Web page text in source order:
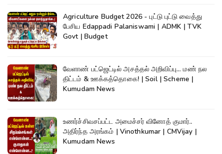
Agriculture Budget 2026 - புட்டு புட்டு வைத்து
பேசிய Edappadi Palaniswami | ADMK | TVK
Govt | Budget
வேளாண் பட்ஜெட்டில் அசத்தல் அறிவிப்பு... மண் நல
திட்டம் & ஊக்கத்தொகை! | Soil | Scheme |
Kumudam News
உணர்ச்சிவசப்பட்ட அமைச்சர் வினோத் குமார்..
அதிர்ந்த அரங்கம் | Vinothkumar | CMVijay |
Kumudam News